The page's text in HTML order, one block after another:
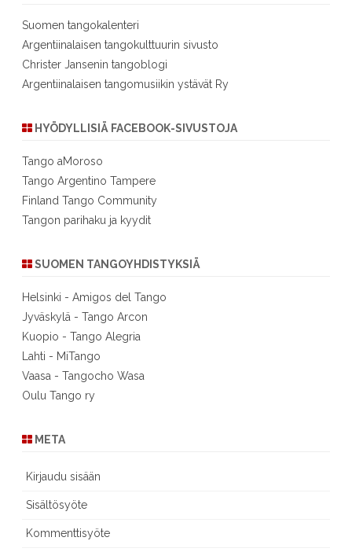
Suomen tangokalenteri
Argentiinalaisen tangokulttuurin sivusto
Christer Jansenin tangoblogi
Argentiinalaisen tangomusiikin ystävät Ry
HYÖDYLLISIÄ FACEBOOK-SIVUSTOJA
Tango aMoroso
Tango Argentino Tampere
Finland Tango Community
Tangon parihaku ja kyydit
SUOMEN TANGOYHDISTYKSIÄ
Helsinki - Amigos del Tango
Jyväskylä - Tango Arcon
Kuopio - Tango Alegria
Lahti - MiTango
Vaasa - Tangocho Wasa
Oulu Tango ry
META
Kirjaudu sisään
Sisältösyöte
Kommenttisyöte